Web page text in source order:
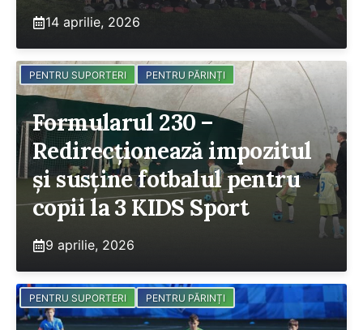
14 aprilie, 2026
PENTRU SUPORTERI PENTRU PĂRINȚI
Formularul 230 –
Redirecționează impozitul
și susține fotbalul pentru
copii la 3 KIDS Sport
9 aprilie, 2026
PENTRU SUPORTERI PENTRU PĂRINȚI